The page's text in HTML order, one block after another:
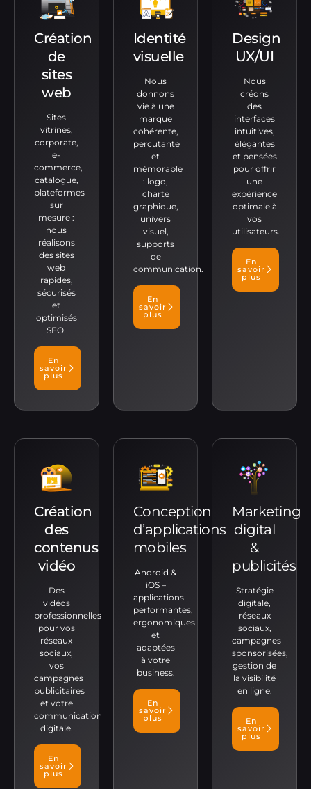
Création
de
sites
web
Sites
vitrines,
corporate,
e-
commerce,
catalogue,
plateformes
sur
mesure :
nous
réalisons
des sites
web
rapides,
sécurisés
et
optimisés
SEO.
En
savoir
plus
Identité
visuelle
Nous
donnons
vie à une
marque
cohérente,
percutante
et
mémorable
: logo,
charte
graphique,
univers
visuel,
supports
de
communication.
En
savoir
plus
Design
UX/UI
Nous
créons
des
interfaces
intuitives,
élégantes
et pensées
pour offrir
une
expérience
optimale à
vos
utilisateurs.
En
savoir
plus
Création
des
contenus
vidéo
Des
vidéos
professionnelles
pour vos
réseaux
sociaux,
vos
campagnes
publicitaires
et votre
communication
digitale.
En
savoir
plus
Conception
d’applications
mobiles
Android &
iOS –
applications
performantes,
ergonomiques
et
adaptées
à votre
business.
En
savoir
plus
Marketing
digital
&
publicités
Stratégie
digitale,
réseaux
sociaux,
campagnes
sponsorisées,
gestion de
la visibilité
en ligne.
En
savoir
plus